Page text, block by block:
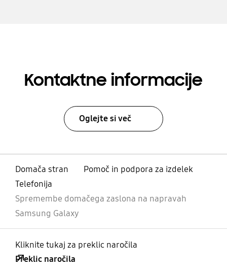
Kontaktne informacije
Oglejte si več
Domača stran
Pomoč in podpora za izdelek
Telefonija
Spremembe domačega zaslona na napravah
Samsung Galaxy
Kliknite tukaj za preklic naročila
Preklic naročila